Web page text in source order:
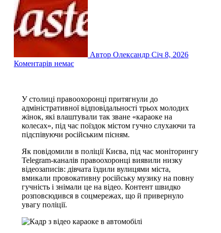
Автор Олександр Січ 8, 2026
Коментарів немає
У столиці правоохоронці притягнули до
адміністративної відповідальності трьох молодих
жінок, які влаштували так зване «караоке на
колесах», під час поїздок містом гучно слухаючи та
підспівуючи російським пісням.
Як повідомили в поліції Києва, під час моніторингу
Telegram-каналів правоохоронці виявили низку
відеозаписів: дівчата їздили вулицями міста,
вмикали провокативну російську музику на повну
гучність і знімали це на відео. Контент швидко
розповсюдився в соцмережах, що й привернуло
увагу поліції.